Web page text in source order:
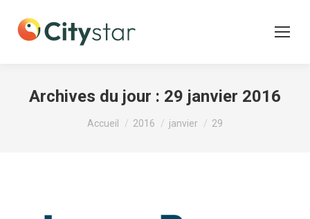
Archives du jour : 29 janvier 2016
Vous êtes ici :
Accueil 2016 janvier 29